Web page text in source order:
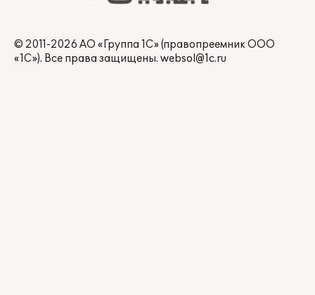
© 2011-2026 АО «Группа 1С» (правопреемник ООО
«1С»). Все права защищены. websol@1c.ru